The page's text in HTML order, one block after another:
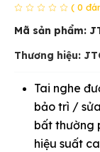
( 0
Mã sản phẩm:
Thương hiệu:
Tai nghe
bảo trì /
bất thường
hiệu suất